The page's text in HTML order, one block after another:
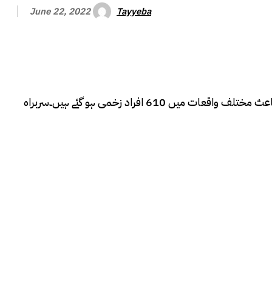
June 22, 2022 Tayyeba
کابل ( مانیٹرنگ ڈیسک ) افغانستان میں گزشتہ رات 6 اعشاریہ 1 شدت کا زلزلہ آیا جس کے نتیجے میں 950 افراد ہلاک جبکہ زلزلے کے باعث مختلف واقعات میں 610 افراد زخمی ہو گئے ہیں۔سربراہ